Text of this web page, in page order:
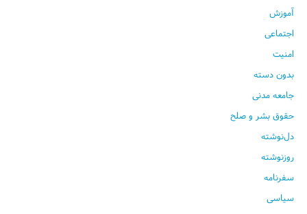
آموزش
اجتماعی
امنیت
بدون دسته
جامعه مدنی
حقوق بشر و صلح
دل‌نوشته
روزنوشته
سفرنامه
سیاسی